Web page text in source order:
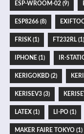
ESP-WROOM-02 (9)
ESP8266 (8)
FRISK (1) FT232RL (1)
IPHONE (1) IR-
KERIGOKBD (2)
KERISEV3 (3)
LATEX (1) LI-PO (1)
MAKER FAIRE TOKYO (1)